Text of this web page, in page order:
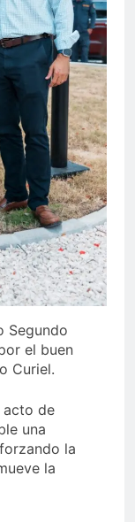
Segundo
el buen
Curiel.
acto de
una
la
la